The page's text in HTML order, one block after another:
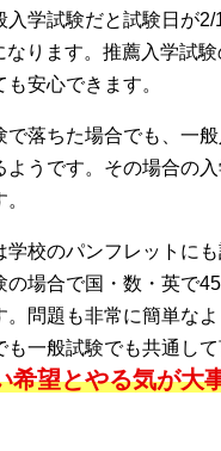
入学試験だと試験日が
なります。推薦入学試
安心できます。
で落ちた場合でも、一
ようです。その場合の
学校のパンフレットに
の場合で国・数・英で
。問題も非常に簡単なよ
も一般試験でも共通して
希望とやる気が大